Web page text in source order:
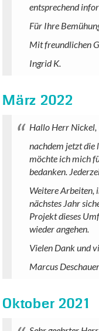
entsprechend
Für Ihre
Mit freundlichen
Ingrid K.
März 2022
Hallo Herr Nickel,
nachdem jetzt die
möchte ich mich
bedanken.
Weitere Arbeiten,
nächstes Jahr
Projekt dieses
wieder angehen.
Vielen Dank und
Marcus Deschauer
Oktober 2021